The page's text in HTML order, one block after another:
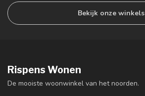
Bekijk onze winkels
Rispens Wonen
De mooiste woonwinkel van het noorden.